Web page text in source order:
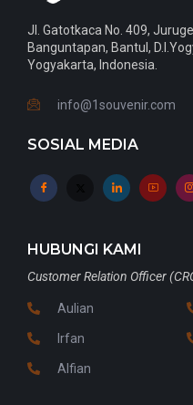
Jl. Gatotkaca No. 409,
Banguntapan, Bantul,
Yogyakarta, Indonesia.
info@1souvenir.com
SOSIAL MEDIA
HUBUNGI KAMI
Customer Relation Officer
Aulian
Irfan
Alfian